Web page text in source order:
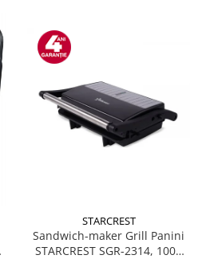
STARCREST
Sandwich-maker Grill Panini
STARCREST SGR-2314, 1000